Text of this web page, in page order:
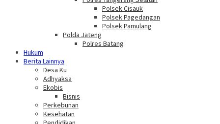
Polsek Cisauk
Polsek Pagedangan
Polsek Pamulang
Polda Jateng
Polres Batang
Hukum
Berita Lainnya
Desa Ku
Adhyaksa
Ekobis
Bisnis
Perkebunan
Kesehatan